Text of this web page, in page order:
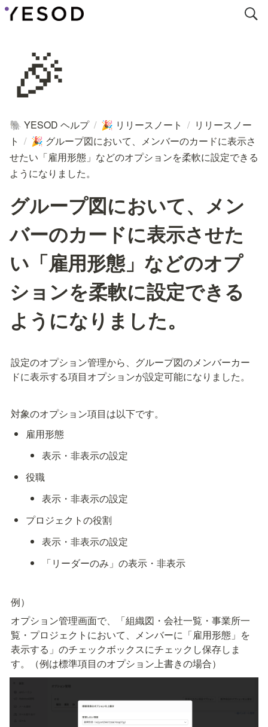
🎉
🐘 YESOD ヘルプ / 🎉 リリースノート / リリースノー
ト / 🎉 グループ図において、メンバーのカードに表示さ
せたい「雇用形態」などのオプションを柔軟に設定できる
ようになりました。
グループ図において、メン
バーのカードに表示させた
い「雇用形態」などのオプ
ションを柔軟に設定できる
ようになりました。
設定のオプション管理から、グループ図のメンバーカー
ドに表示する項目オプションが設定可能になりました。
対象のオプション項目は以下です。
雇用形態
表示・非表示の設定
役職
表示・非表示の設定
プロジェクトの役割
表示・非表示の設定
「リーダーのみ」の表示・非表示
例）
オプション管理画面で、「組織図・会社一覧・事業所一
覧・プロジェクトにおいて、メンバーに「雇用形態」を
表示する」のチェックボックスにチェックし保存しま
す。（例は標準項目のオプション上書きの場合）